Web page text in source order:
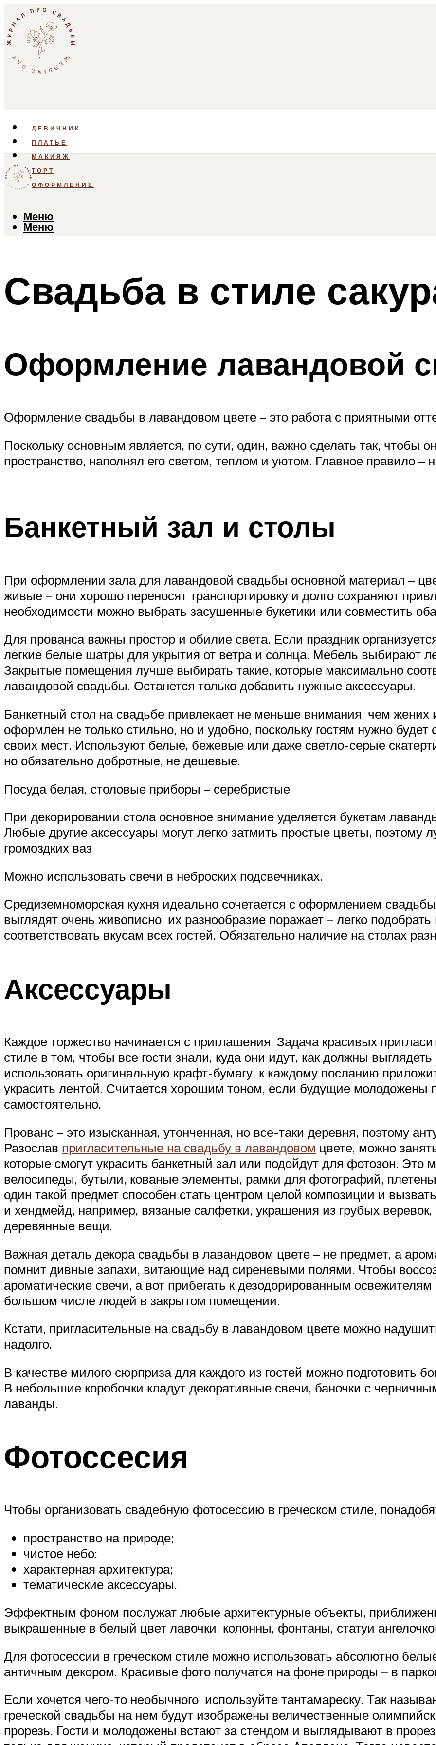
ДЕВИЧНИК
ПЛАТЬЕ
МАКИЯЖ
ТОРТ
ОФОРМЛЕНИЕ
Меню
Меню
Свадьба в стиле
Оформление лавандовой
Оформление свадьбы в лавандовом цвете – это работа с приятными
Поскольку основным является, по сути, один, важно сделать так, чтобы
пространство, наполнял его светом, теплом и уютом. Главное правило –
Банкетный зал и столы
При оформлении зала для лавандовой свадьбы основной материал –
живые – они хорошо переносят транспортировку и долго сохраняют
необходимости можно выбрать засушенные букетики или совместить
Для прованса важны простор и обилие света. Если праздник
легкие белые шатры для укрытия от ветра и солнца. Мебель выбирают
Закрытые помещения лучше выбирать такие, которые максимально
лавандовой свадьбы. Останется только добавить нужные аксессуары.
Банкетный стол на свадьбе привлекает не меньше внимания, чем
оформлен не только стильно, но и удобно, поскольку гостям нужно будет
своих мест. Используют белые, бежевые или даже светло-серые
но обязательно добротные, не дешевые.
Посуда белая, столовые приборы – серебристые
При декорировании стола основное внимание уделяется букетам
Любые другие аксессуары могут легко затмить простые цветы, поэтому
громоздких ваз
Можно использовать свечи в неброских подсвечниках.
Средиземноморская кухня идеально сочетается с оформлением
выглядят очень живописно, их разнообразие поражает – легко
соответствовать вкусам всех гостей. Обязательно наличие на столах
Аксессуары
Каждое торжество начинается с приглашения. Задача красивых
стиле в том, чтобы все гости знали, куда они идут, как должны
использовать оригинальную крафт-бумагу, к каждому посланию
украсить лентой. Считается хорошим тоном, если будущие молодожены
самостоятельно.
Прованс – это изысканная, утонченная, но все-таки деревня, поэтому
Разослав пригласительные на свадьбу в лавандовом цвете, можно
которые смогут украсить банкетный зал или подойдут для фотозон.
велосипеды, бутыли, кованые элементы, рамки для фотографий,
один такой предмет способен стать центром целой композиции и
и хендмейд, например, вязаные салфетки, украшения из грубых
деревянные вещи.
Важная деталь декора свадьбы в лавандовом цвете – не предмет, а
помнит дивные запахи, витающие над сиреневыми полями. Чтобы
ароматические свечи, а вот прибегать к дезодорированным
большом числе людей в закрытом помещении.
Кстати, пригласительные на свадьбу в лавандовом цвете можно
надолго.
В качестве милого сюрприза для каждого из гостей можно подготовить
В небольшие коробочки кладут декоративные свечи, баночки с
лаванды.
Фотоссесия
Чтобы организовать свадебную фотосессию в греческом стиле,
пространство на природе;
чистое небо;
характерная архитектура;
тематические аксессуары.
Эффектным фоном послужат любые архитектурные объекты,
выкрашенные в белый цвет лавочки, колонны, фонтаны, статуи
Для фотосессии в греческом стиле можно использовать абсолютно
античным декором. Красивые фото получатся на фоне природы – в
Если хочется чего-то необычного, используйте тантамареску. Так
греческой свадьбы на нем будут изображены величественные
прорезь. Гости и молодожены встают за стендом и выглядывают в